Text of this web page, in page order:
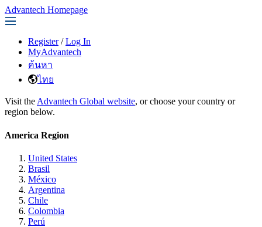
Advantech Homepage
Register / Log In
MyAdvantech
ค้นหา
ไทย
Visit the Advantech Global website, or choose your country or
region below.
America Region
United States
Brasil
México
Argentina
Chile
Colombia
Perú